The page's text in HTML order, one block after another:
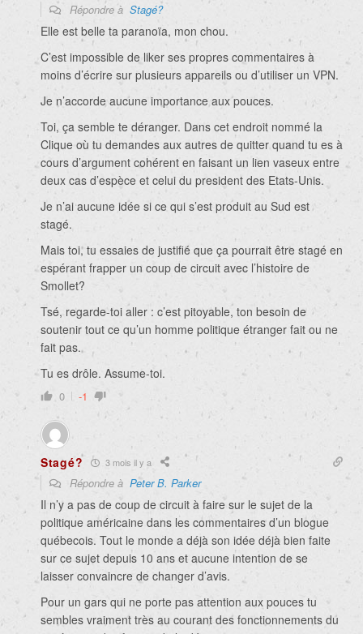
Répondre à Stagé?
Elle est belle ta paranoïa, mon chou.
C’est impossible de liker ses propres commentaires à
moins d’écrire sur plusieurs appareils ou d’utiliser un VPN.
Je n’accorde aucune importance aux pouces.
Toi, ça semble te déranger. Dans cet endroit nommé la
Clique où tu demandes aux autres de quitter quand tu es à
cours d’argument cohérent en faisant un lien vaseux entre
deux cas d’espèce et celui du president des Etats-Unis.
Je n’ai aucune idée si ce qui s’est produit au Sud est
stagé.
Mais toi, tu essaies de justifié que ça pourrait être stagé en
espérant frapper un coup de circuit avec l’histoire de
Smollet?
Tsé, regarde-toi aller : c’est pitoyable, ton besoin de
soutenir tout ce qu’un homme politique étranger fait ou ne
fait pas.
Tu es drôle. Assume-toi.
0 -1
Stagé? 3 mois il y a
Répondre à Peter B. Parker
Il n’y a pas de coup de circuit à faire sur le sujet de la
politique américaine dans les commentaires d’un blogue
québecois. Tout le monde a déjà son idée déjà bien faite
sur ce sujet depuis 10 ans et aucune intention de se
laisser convaincre de changer d’avis.
Pour un gars qui ne porte pas attention aux pouces tu
sembles vraiment très au courant des fonctionnements du